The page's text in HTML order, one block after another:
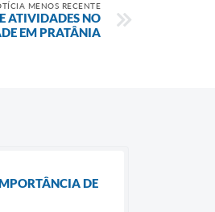
MENOS RECENTE
ATIVIDADES NO
EM PRATÂNIA
DE